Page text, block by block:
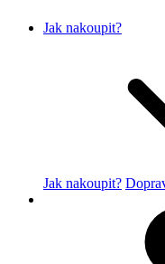
Jak nakoupit?
Jak nakoupit?